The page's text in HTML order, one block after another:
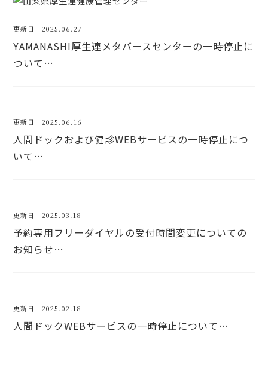
更新日 2025.06.27
YAMANASHI厚生連メタバースセンターの一時停止に
ついて…
更新日 2025.06.16
人間ドックおよび健診WEBサービスの一時停止につ
いて…
更新日 2025.03.18
予約専用フリーダイヤルの受付時間変更についての
お知らせ…
更新日 2025.02.18
人間ドックWEBサービスの一時停止について…